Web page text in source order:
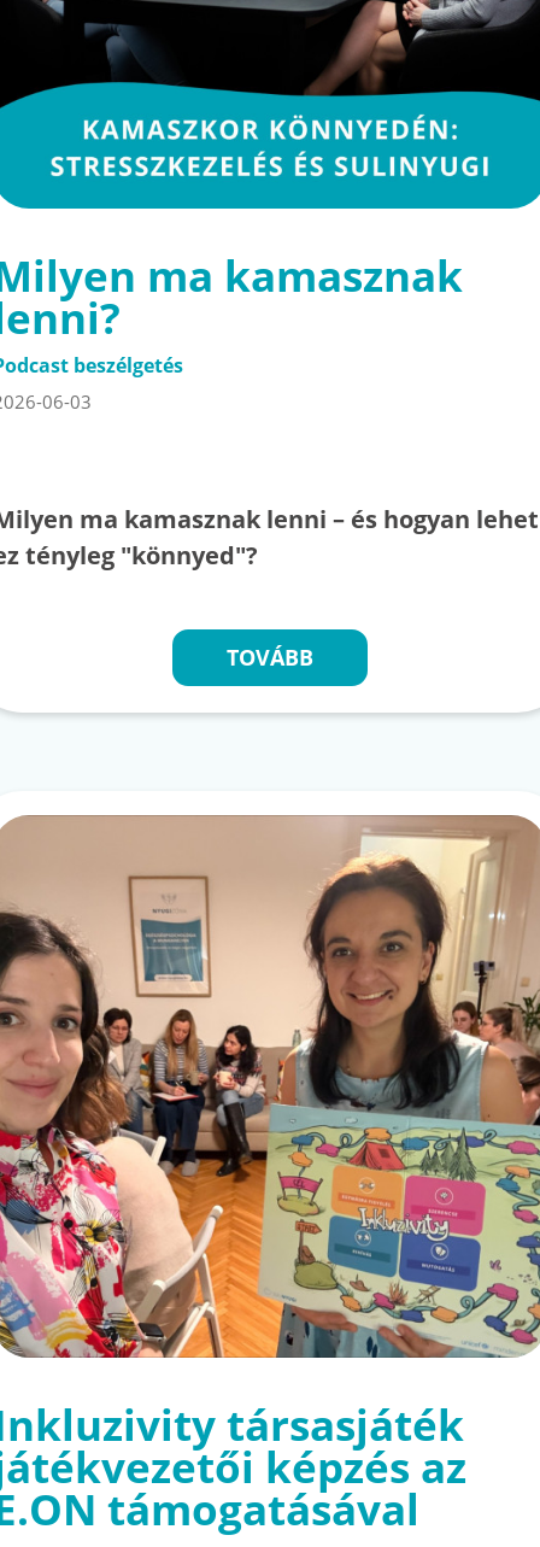
ma kamasznak
beszélgetés
06-03
ma kamasznak lenni – és hogyan lehet
tényleg "könnyed"?
TOVÁBB
társasjáték
képzés az
támogatásával